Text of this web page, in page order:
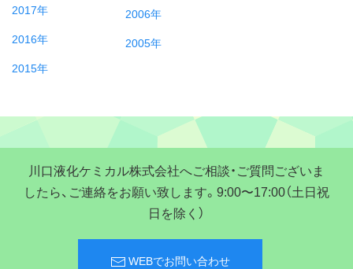
2017年
2016年
2015年
2006年
2005年
川口液化ケミカル株式会社へご相談・ご質問ございま
したら、ご連絡をお願い致します。9:00〜17:00（土日祝
日を除く）
WEBでお問い合わせ